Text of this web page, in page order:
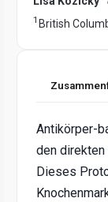
1 British
Antikörper-
den
Dieses